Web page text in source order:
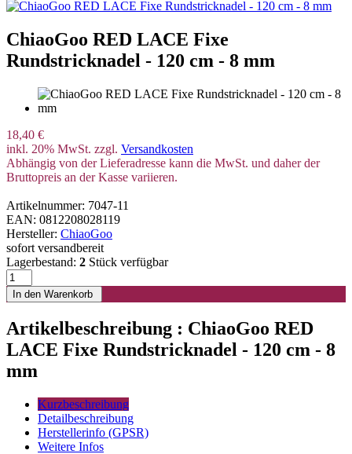
ChiaoGoo RED LACE Fixe
Rundstricknadel - 120 cm - 8 mm
18,40 €
inkl. 20% MwSt. zzgl. Versandkosten
Abhängig von der Lieferadresse kann die MwSt. und daher der
Bruttopreis an der Kasse variieren.
Artikelnummer: 7047-11
EAN: 0812208028119
Hersteller: ChiaoGoo
sofort versandbereit
Lagerbestand: 2 Stück verfügbar
Artikelbeschreibung : ChiaoGoo RED
LACE Fixe Rundstricknadel - 120 cm - 8
mm
Kurzbeschreibung
Detailbeschreibung
Herstellerinfo (GPSR)
Weitere Infos